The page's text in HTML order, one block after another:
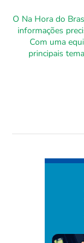
O Na Hora do
informações
Com uma
principais